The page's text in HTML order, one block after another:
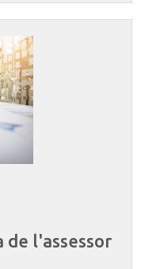
de l'assessor